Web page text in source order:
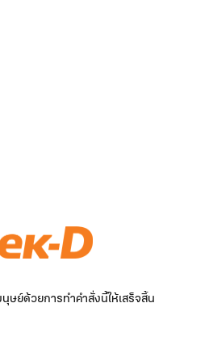
ษย์ด้วยการทำคำสั่งนี้ให้เสร็จสิ้น